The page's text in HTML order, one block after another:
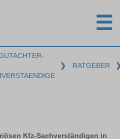
☰
❯ RATGEBER
Kfz-Sachverständigen in